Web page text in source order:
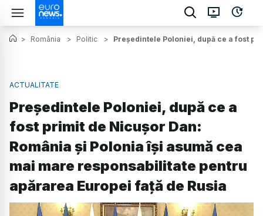
> România > Politic > Președintele Poloniei, după ce a fost
ACTUALITATE
Președintele Poloniei, după ce a
fost primit de Nicușor Dan:
România și Polonia își asumă cea
mai mare responsabilitate pentru
apărarea Europei față de Rusia